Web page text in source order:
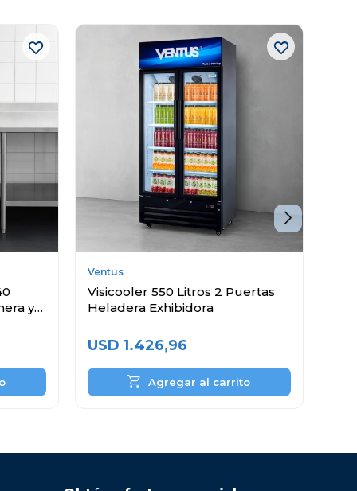
y
Ventus
Visicooler 550 Litros 2 Puertas
Heladera Exhibidora
USD 1.426,96